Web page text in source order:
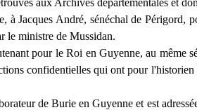
aux Archives départementales et
à Jacques André, sénéchal de
le ministre de Mussidan.
pour le Roi en Guyenne, au
confidentielles qui ont pour
de Burie en Guyenne et est